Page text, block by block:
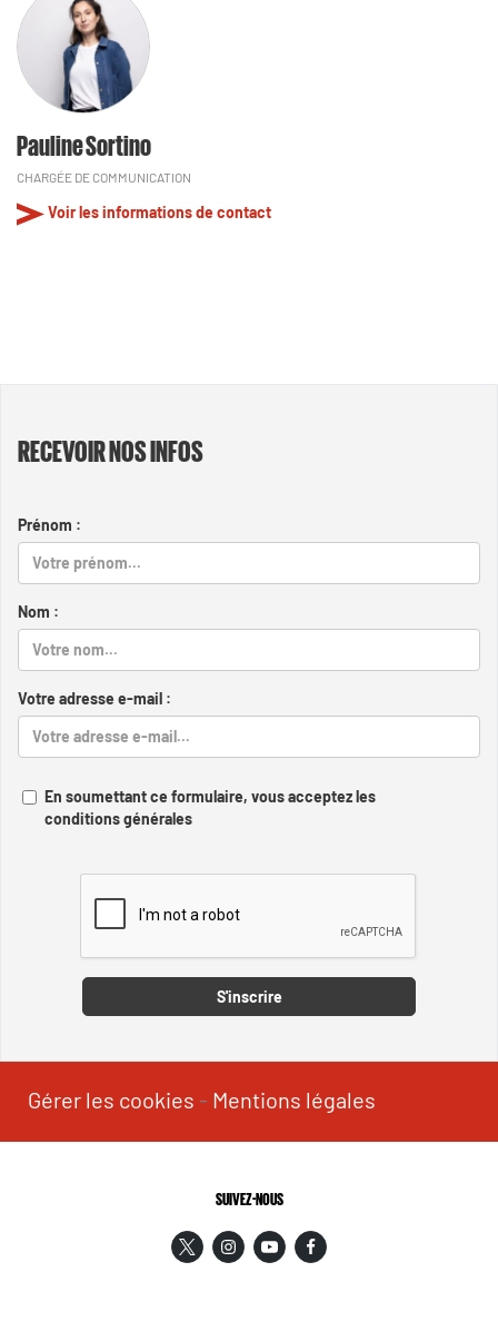
Pauline Sortino
CHARGÉE DE COMMUNICATION
Voir les informations de contact
RECEVOIR NOS INFOS
Prénom :
Nom :
Votre adresse e-mail :
En soumettant ce formulaire, vous acceptez les
conditions générales
S'inscrire
Gérer les cookies - Mentions légales
SUIVEZ-NOUS